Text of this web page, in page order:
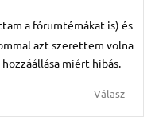
a fórumtémákat is) és
azt szerettem volna
miért hibás.
Válasz